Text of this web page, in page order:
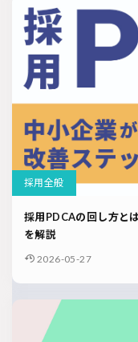
採用全般
採用PDCAの回し方と
を解説
2026-05-27